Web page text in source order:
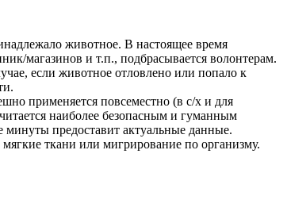
животное. В настоящее время
магазинов и т.п., подбрасывается волонтерам.
если животное отловлено или попало к
применяется повсеместно (в с/х и для
наиболее безопасным и гуманным
минуты предоставит актуальные данные.
ткани или мигрирование по организму.